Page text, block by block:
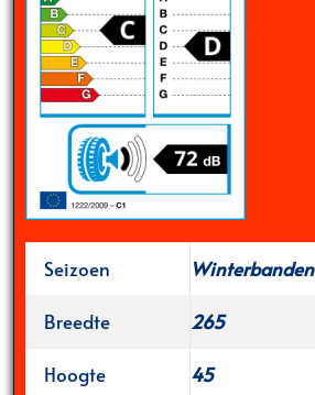
Seizoen
Winterbanden
Breedte
265
Hoogte
45